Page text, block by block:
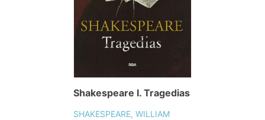
Shakespeare I. Tragedias
SHAKESPEARE, WILLIAM